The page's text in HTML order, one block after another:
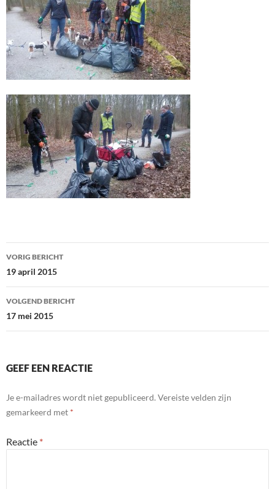
Bericht
navigatie
VORIG BERICHT
19 april 2015
VOLGEND BERICHT
17 mei 2015
GEEF EEN REACTIE
Je e-mailadres wordt niet gepubliceerd. Vereiste velden zijn
gemarkeerd met *
Reactie *